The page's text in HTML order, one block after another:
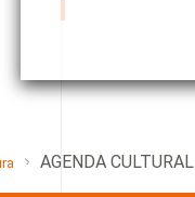
AGENDA CULTURAL